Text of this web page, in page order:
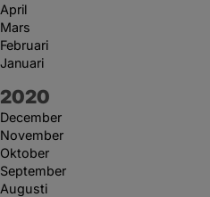
April
Mars
Februari
Januari
År:
2020
December
November
Oktober
September
Augusti